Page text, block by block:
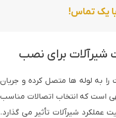
یک تماس!
شیرآلات برای نصب
را به لوله ها متصل کرده و جریان
است که انتخاب اتصالات مناسب
عملکرد شیرآلات تأثیر می گذارد.